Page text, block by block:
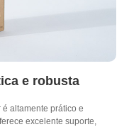
e robusta
altamente prático e
excelente suporte,